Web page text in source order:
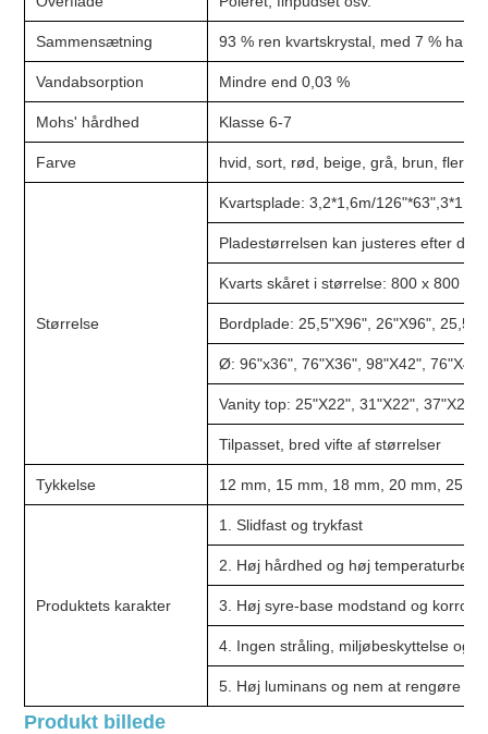
Sammensætning 93 % ren kvartskrystal, med 7 %
Vandabsorption Mindre end 0,03 %
Mohs' hårdhed Klasse 6-7
Farve hvid, sort, rød, beige, grå, brun,
Størrelse
Kvartsplade: 3,2*1,6m/
Pladestørrelsen kan justeres efter
Kvarts skåret i størrelse: 800 x 800
Bordplade: 25,5"X96", 26"X96",
Ø: 96"x36", 76"X36", 98"X42",
Vanity top: 25"X22", 31"X22",
Tilpasset, bred vifte af størrelser
Tykkelse 12 mm, 15 mm, 18 mm, 20 mm, 25
Produktets karakter
1. Slidfast og trykfast
2. Høj hårdhed og høj
3. Høj syre-base modstand og
4. Ingen stråling, miljøbeskyttelse og
5. Høj luminans og nem at rengøre
Produkt billede